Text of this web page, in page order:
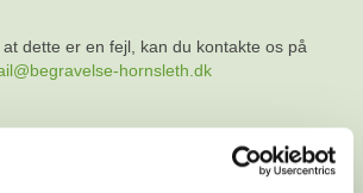
dette er en fejl, kan du kontakte os på
hornsleth.dk